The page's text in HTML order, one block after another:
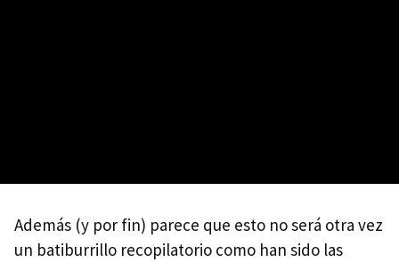
Además (y por fin) parece que esto no será otra vez
un batiburrillo recopilatorio como han sido las